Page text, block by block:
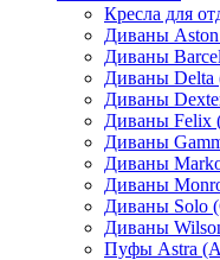
Кресла для
Диваны
Диваны
Диваны Delta
Диваны
Диваны Felix
Диваны
Диваны
Диваны
Диваны Solo
Диваны
Пуфы Astra